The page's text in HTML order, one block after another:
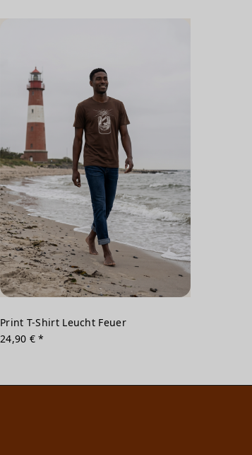
Print T-Shirt Leucht Feuer
24,90 € *